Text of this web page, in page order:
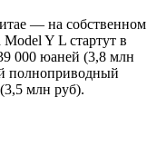
— на собственном
Y L стартут в
000 юаней (3,8 млн
полноприводный
млн руб).